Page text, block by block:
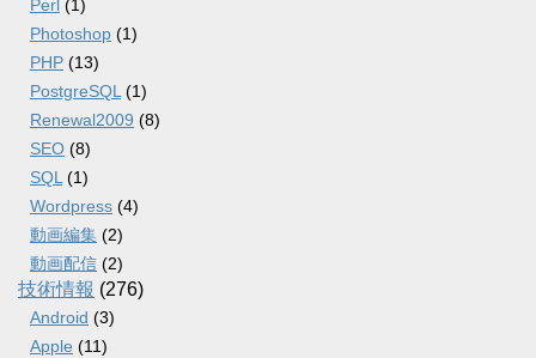
Perl (1)
Photoshop (1)
PHP (13)
PostgreSQL (1)
Renewal2009 (8)
SEO (8)
SQL (1)
Wordpress (4)
動画編集 (2)
動画配信 (2)
技術情報 (276)
Android (3)
Apple (11)